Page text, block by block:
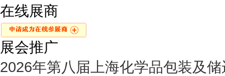
在线展商
展会推广
2026年第八届上海化学品包装及